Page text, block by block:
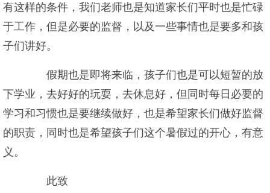
有这样的条件，我们老师也是知道家长们平时也是忙碌
于工作，但是必要的监督，以及一些事情也是要多和孩
子们讲好。
假期也是即将来临，孩子们也是可以短暂的放
下学业，去好好的玩耍，去休息好，但同时每日必要的
学习和习惯也是要继续做好，也是希望家长们做好监督
的职责，同时也是希望孩子们这个暑假过的开心，有意
义。
此致